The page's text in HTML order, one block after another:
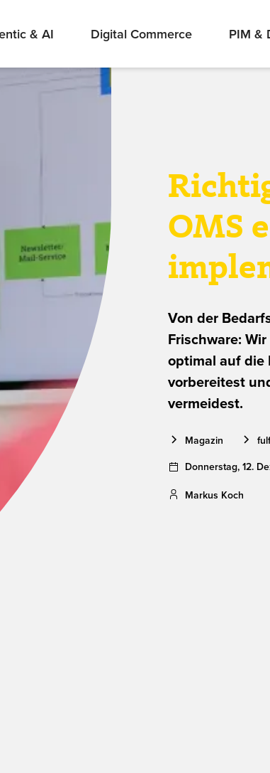
& AI Digital Commerce PIM &
OMS
Von der
Frischware:
optimal auf die
vorbereitest
vermeidest.
Magazin
Donnerstag, 12.
Markus Koch